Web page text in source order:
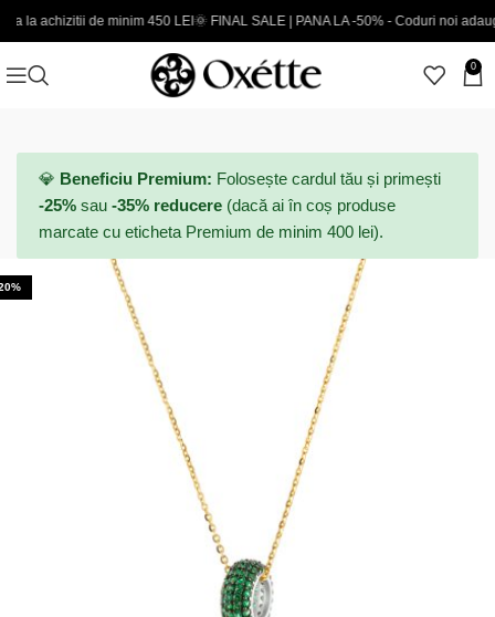
de minim 450 LEI🌞 FINAL SALE | PANA LA -50% - Coduri noi adaugate
0
💎 Beneficiu Premium: Folosește cardul tău și primești
-25% sau -35% reducere (dacă ai în coș produse
marcate cu eticheta Premium de minim 400 lei).